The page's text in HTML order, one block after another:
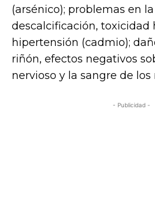
(arsénico); problemas en
descalcificación, toxicidad
hipertensión (cadmio);
riñón, efectos negativos
nervioso y la sangre de los
- Publicidad -